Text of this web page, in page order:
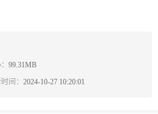
：99.31MB
时间：2024-10-27 10:20:01